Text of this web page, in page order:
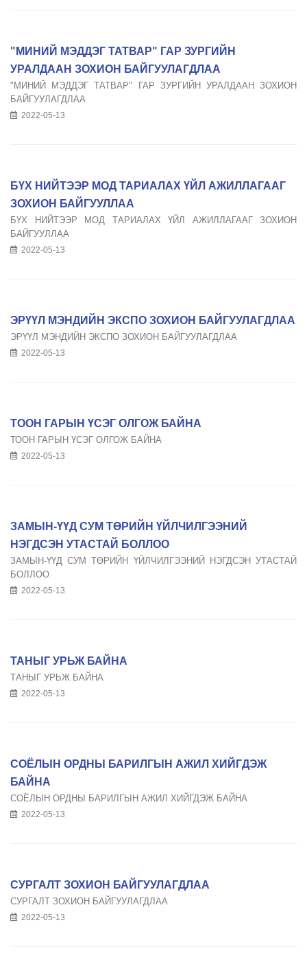
"МИНИЙ МЭДДЭГ ТАТВАР" ГАР ЗУРГИЙН
УРАЛДААН ЗОХИОН БАЙГУУЛАГДЛАА
"МИНИЙ МЭДДЭГ ТАТВАР" ГАР ЗУРГИЙН УРАЛДААН ЗОХИОН
БАЙГУУЛАГДЛАА
2022-05-13
БҮХ НИЙТЭЭР МОД ТАРИАЛАХ ҮЙЛ АЖИЛЛАГААГ
ЗОХИОН БАЙГУУЛЛАА
БҮХ НИЙТЭЭР МОД ТАРИАЛАХ ҮЙЛ АЖИЛЛАГААГ ЗОХИОН
БАЙГУУЛЛАА
2022-05-13
ЭРҮҮЛ МЭНДИЙН ЭКСПО ЗОХИОН БАЙГУУЛАГДЛАА
ЭРҮҮЛ МЭНДИЙН ЭКСПО ЗОХИОН БАЙГУУЛАГДЛАА
2022-05-13
ТООН ГАРЫН ҮСЭГ ОЛГОЖ БАЙНА
ТООН ГАРЫН ҮСЭГ ОЛГОЖ БАЙНА
2022-05-13
ЗАМЫН-ҮҮД СУМ ТӨРИЙН ҮЙЛЧИЛГЭЭНИЙ
НЭГДСЭН УТАСТАЙ БОЛЛОО
ЗАМЫН-ҮҮД СУМ ТӨРИЙН ҮЙЛЧИЛГЭЭНИЙ НЭГДСЭН УТАСТАЙ
БОЛЛОО
2022-05-13
ТАНЫГ УРЬЖ БАЙНА
ТАНЫГ УРЬЖ БАЙНА
2022-05-13
СОЁЛЫН ОРДНЫ БАРИЛГЫН АЖИЛ ХИЙГДЭЖ
БАЙНА
СОЁЛЫН ОРДНЫ БАРИЛГЫН АЖИЛ ХИЙГДЭЖ БАЙНА
2022-05-13
СУРГАЛТ ЗОХИОН БАЙГУУЛАГДЛАА
СУРГАЛТ ЗОХИОН БАЙГУУЛАГДЛАА
2022-05-13